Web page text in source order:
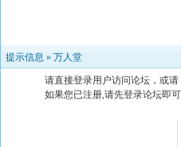
提示信息 » 万人堂
请直接登录用户访问论坛，或请
如果您已注册,请先登录论坛即